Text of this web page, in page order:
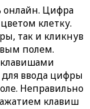
онлайн. Цифра
клетку.
так и кликнув
полем.
для ввода цифры
Неправильно
клавиш